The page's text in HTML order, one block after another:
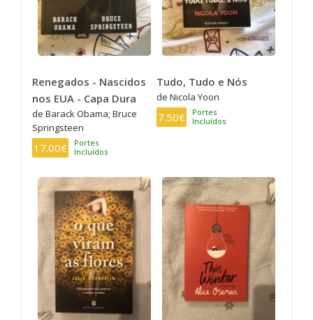
Renegados - Nascidos
nos EUA - Capa Dura
de Barack Obama; Bruce
Springsteen
17.00€
Portes
Incluídos
Tudo, Tudo e Nós
de Nicola Yoon
7.50€
Portes
Incluídos